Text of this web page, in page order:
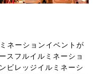
ネーションイベントが
スフルイルミネーショ
ビレッジイルミネーシ